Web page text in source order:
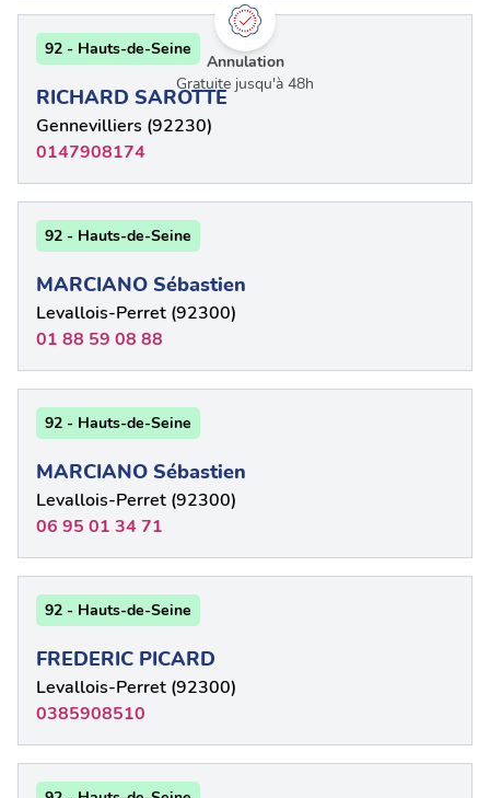
Annulation
Gratuite jusqu'à 48h
92 - Hauts-de-Seine
RICHARD SAROTTE
Gennevilliers (92230)
0147908174
92 - Hauts-de-Seine
MARCIANO Sébastien
Levallois-Perret (92300)
01 88 59 08 88
92 - Hauts-de-Seine
MARCIANO Sébastien
Levallois-Perret (92300)
06 95 01 34 71
92 - Hauts-de-Seine
FREDERIC PICARD
Levallois-Perret (92300)
0385908510